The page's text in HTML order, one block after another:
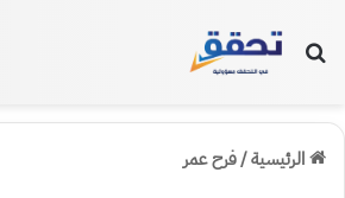
بحث عن
الرئيسية/فرح عمر